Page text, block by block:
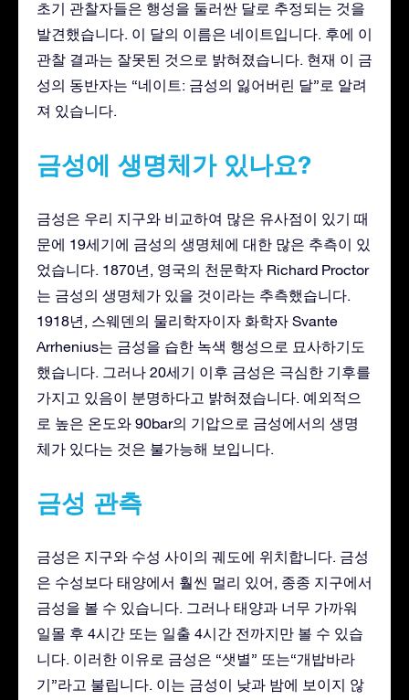
초기 관찰자들은 행성을 둘러싼 달로 추정되는 것을
발견했습니다. 이 달의 이름은 네이트입니다. 후에 이
관찰 결과는 잘못된 것으로 밝혀졌습니다. 현재 이 금
성의 동반자는 “네이트: 금성의 잃어버린 달”로 알려
져 있습니다.
금성에 생명체가 있나요?
금성은 우리 지구와 비교하여 많은 유사점이 있기 때
문에 19세기에 금성의 생명체에 대한 많은 추측이 있
었습니다. 1870년, 영국의 천문학자 Richard Proctor
는 금성의 생명체가 있을 것이라는 추측했습니다.
1918년, 스웨덴의 물리학자이자 화학자 Svante
Arrhenius는 금성을 습한 녹색 행성으로 묘사하기도
했습니다. 그러나 20세기 이후 금성은 극심한 기후를
가지고 있음이 분명하다고 밝혀졌습니다. 예외적으
로 높은 온도와 90bar의 기압으로 금성에서의 생명
체가 있다는 것은 불가능해 보입니다.
금성 관측
금성은 지구와 수성 사이의 궤도에 위치합니다. 금성
은 수성보다 태양에서 훨씬 멀리 있어, 종종 지구에서
금성을 볼 수 있습니다. 그러나 태양과 너무 가까워
일몰 후 4시간 또는 일출 4시간 전까지만 볼 수 있습
니다. 이러한 이유로 금성은 “샛별” 또는“개밥바라
기”라고 불립니다. 이는 금성이 낮과 밤에 보이지 않